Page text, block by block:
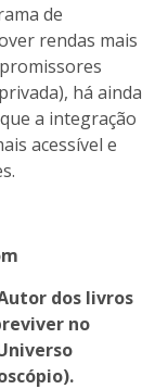
de
rendas mais
há ainda
a integração
acessível e
dos livros
no